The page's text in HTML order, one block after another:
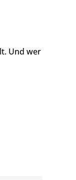
Und wer